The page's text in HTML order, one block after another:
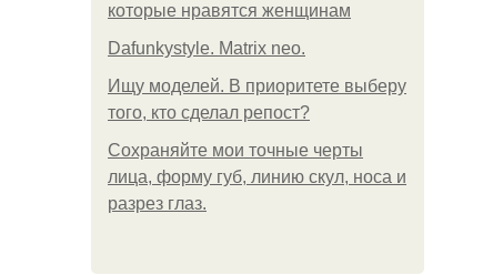
которые нравятся женщинам
Dafunkystyle. Matrix neo.
Ищу моделей. В приоритете выберу
того, кто сделал репост?
Сохраняйте мои точные черты
лица, форму губ, линию скул, носа и
разрез глаз.